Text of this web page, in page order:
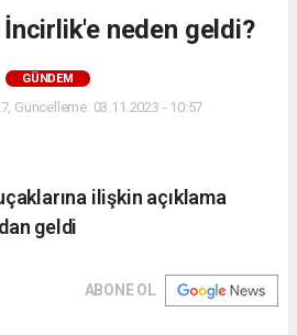
İncirlik'e neden geldi?
GÜNDEM
Güncelleme: 03.11.2023 - 10:57
ilişkin açıklama
geldi
ABONE OL